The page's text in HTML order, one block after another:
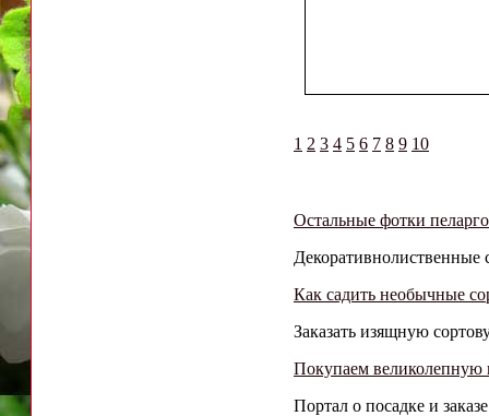
1 2 3 4 5 6 7 8 9 10
Остальные фотки
Декоративнолиственные
Как садить необычные
Заказать изящную
Покупаем великолепную
Портал о посадке и